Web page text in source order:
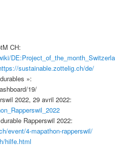
CH:
sustainable.zottelig.ch/de/
»:
19/
2022, 29 avril 2022:
Rapperswil 2022:
event/4-mapathon-rapperswil/
hilfe.html